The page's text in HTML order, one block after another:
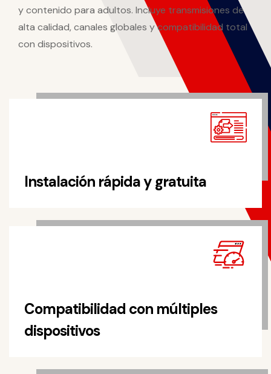
y contenido para adultos. Incluye transmisiones de
alta calidad, canales globales y compatibilidad total
con dispositivos.
Instalación rápida y gratuita
Compatibilidad con múltiples
dispositivos